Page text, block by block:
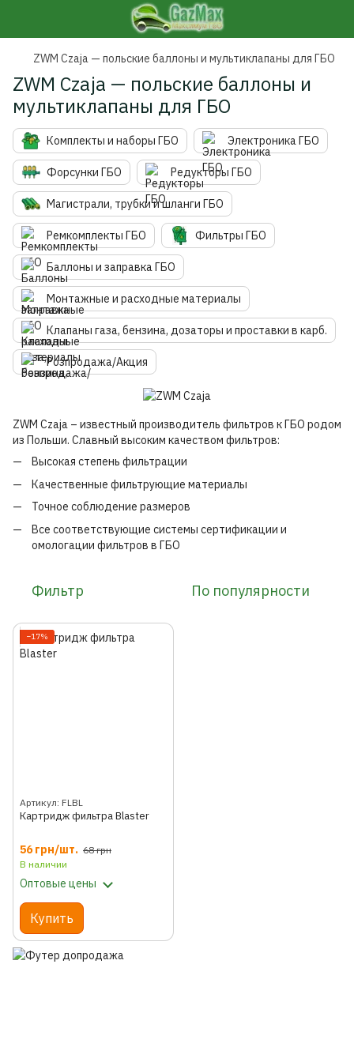
ZWM Czaja — польские баллоны и мультиклапаны для ГБО
ZWM Czaja — польские баллоны и
мультиклапаны для ГБО
Комплекты и наборы ГБО Электроника ГБО
Форсунки ГБО Редукторы ГБО
Магистрали, трубки и шланги ГБО
Ремкомплекты ГБО Фильтры ГБО
Баллоны и заправка ГБО
Монтажные и расходные материалы
Клапаны газа, бензина, дозаторы и проставки в карб.
Розпродажа/Акция
ZWM Czaja – известный производитель фильтров к ГБО родом
из Польши. Славный высоким качеством фильтров:
Высокая степень фильтрации
Качественные фильтрующие материалы
Точное соблюдение размеров
Все соответствующие системы сертификации и
омологации фильтров в ГБО
Фильтр По популярности
−17%
Артикул: FLBL
Картридж фильтра Blaster
56 грн/шт. 68 грн
В наличии
Оптовые цены
Купить